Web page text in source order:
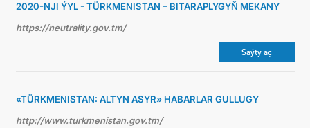
2020-NJI ÝYL - TÜRKMENISTAN – BITARAPLYGYŇ MEKANY
https://neutrality.gov.tm/
Saýty aç
«TÜRKMENISTAN: ALTYN ASYR» HABARLAR GULLUGY
http://www.turkmenistan.gov.tm/